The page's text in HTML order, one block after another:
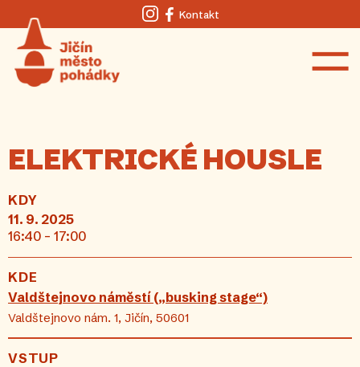
Instagram
Facebook
Kontakt
ELEKTRICKÉ HOUSLE
KDY
11. 9. 2025
16:40 - 17:00
KDE
Valdštejnovo náměstí („busking stage“)
Valdštejnovo nám. 1, Jičín, 50601
VSTUP